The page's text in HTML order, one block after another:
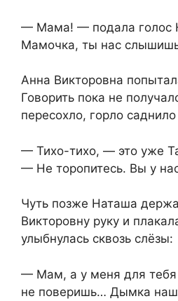
— Мама! — подала голос
Мамочка, ты нас
Анна Викторовна
Говорить пока не
пересохло, горло саднило
— Тихо-тихо, — это уже
— Не торопитесь. Вы у
Чуть позже Наташа
Викторовну руку и
улыбнулась сквозь слёзы:
— Мам, а у меня для тебя
не поверишь… Дымка